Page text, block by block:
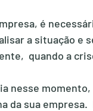
é
a situação e
quando a
nesse
da sua empresa.